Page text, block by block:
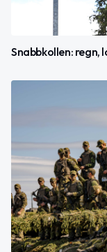
Snabbkollen: regn,